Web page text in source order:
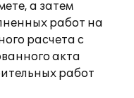
а затем
работ на
расчета с
акта
работ